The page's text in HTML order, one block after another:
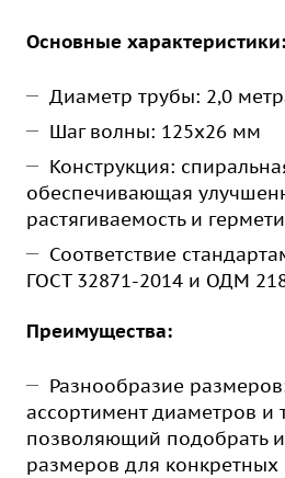
Основные характеристики:
Диаметр трубы: 2,0
Шаг волны: 125х26 мм
Конструкция:
обеспечивающая
растягиваемость и
Соответствие
ГОСТ 32871-2014 и ОДМ
Преимущества:
Разнообразие
ассортимент диаметров и
позволяющий подобрать
размеров для конкретных